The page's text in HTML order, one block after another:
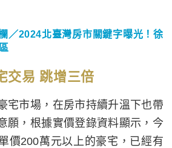
／2024北臺灣房市關鍵字曝光！徐
交易 跳增三倍
宅市場，在房市持續升溫下也帶
願，根據實價登錄資料顯示，今
價200萬元以上的豪宅，已經有